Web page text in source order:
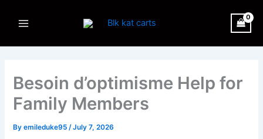
Menu
Besoin d’optimisme Help for
Family Members
Byemileduke95 /July 7, 2026